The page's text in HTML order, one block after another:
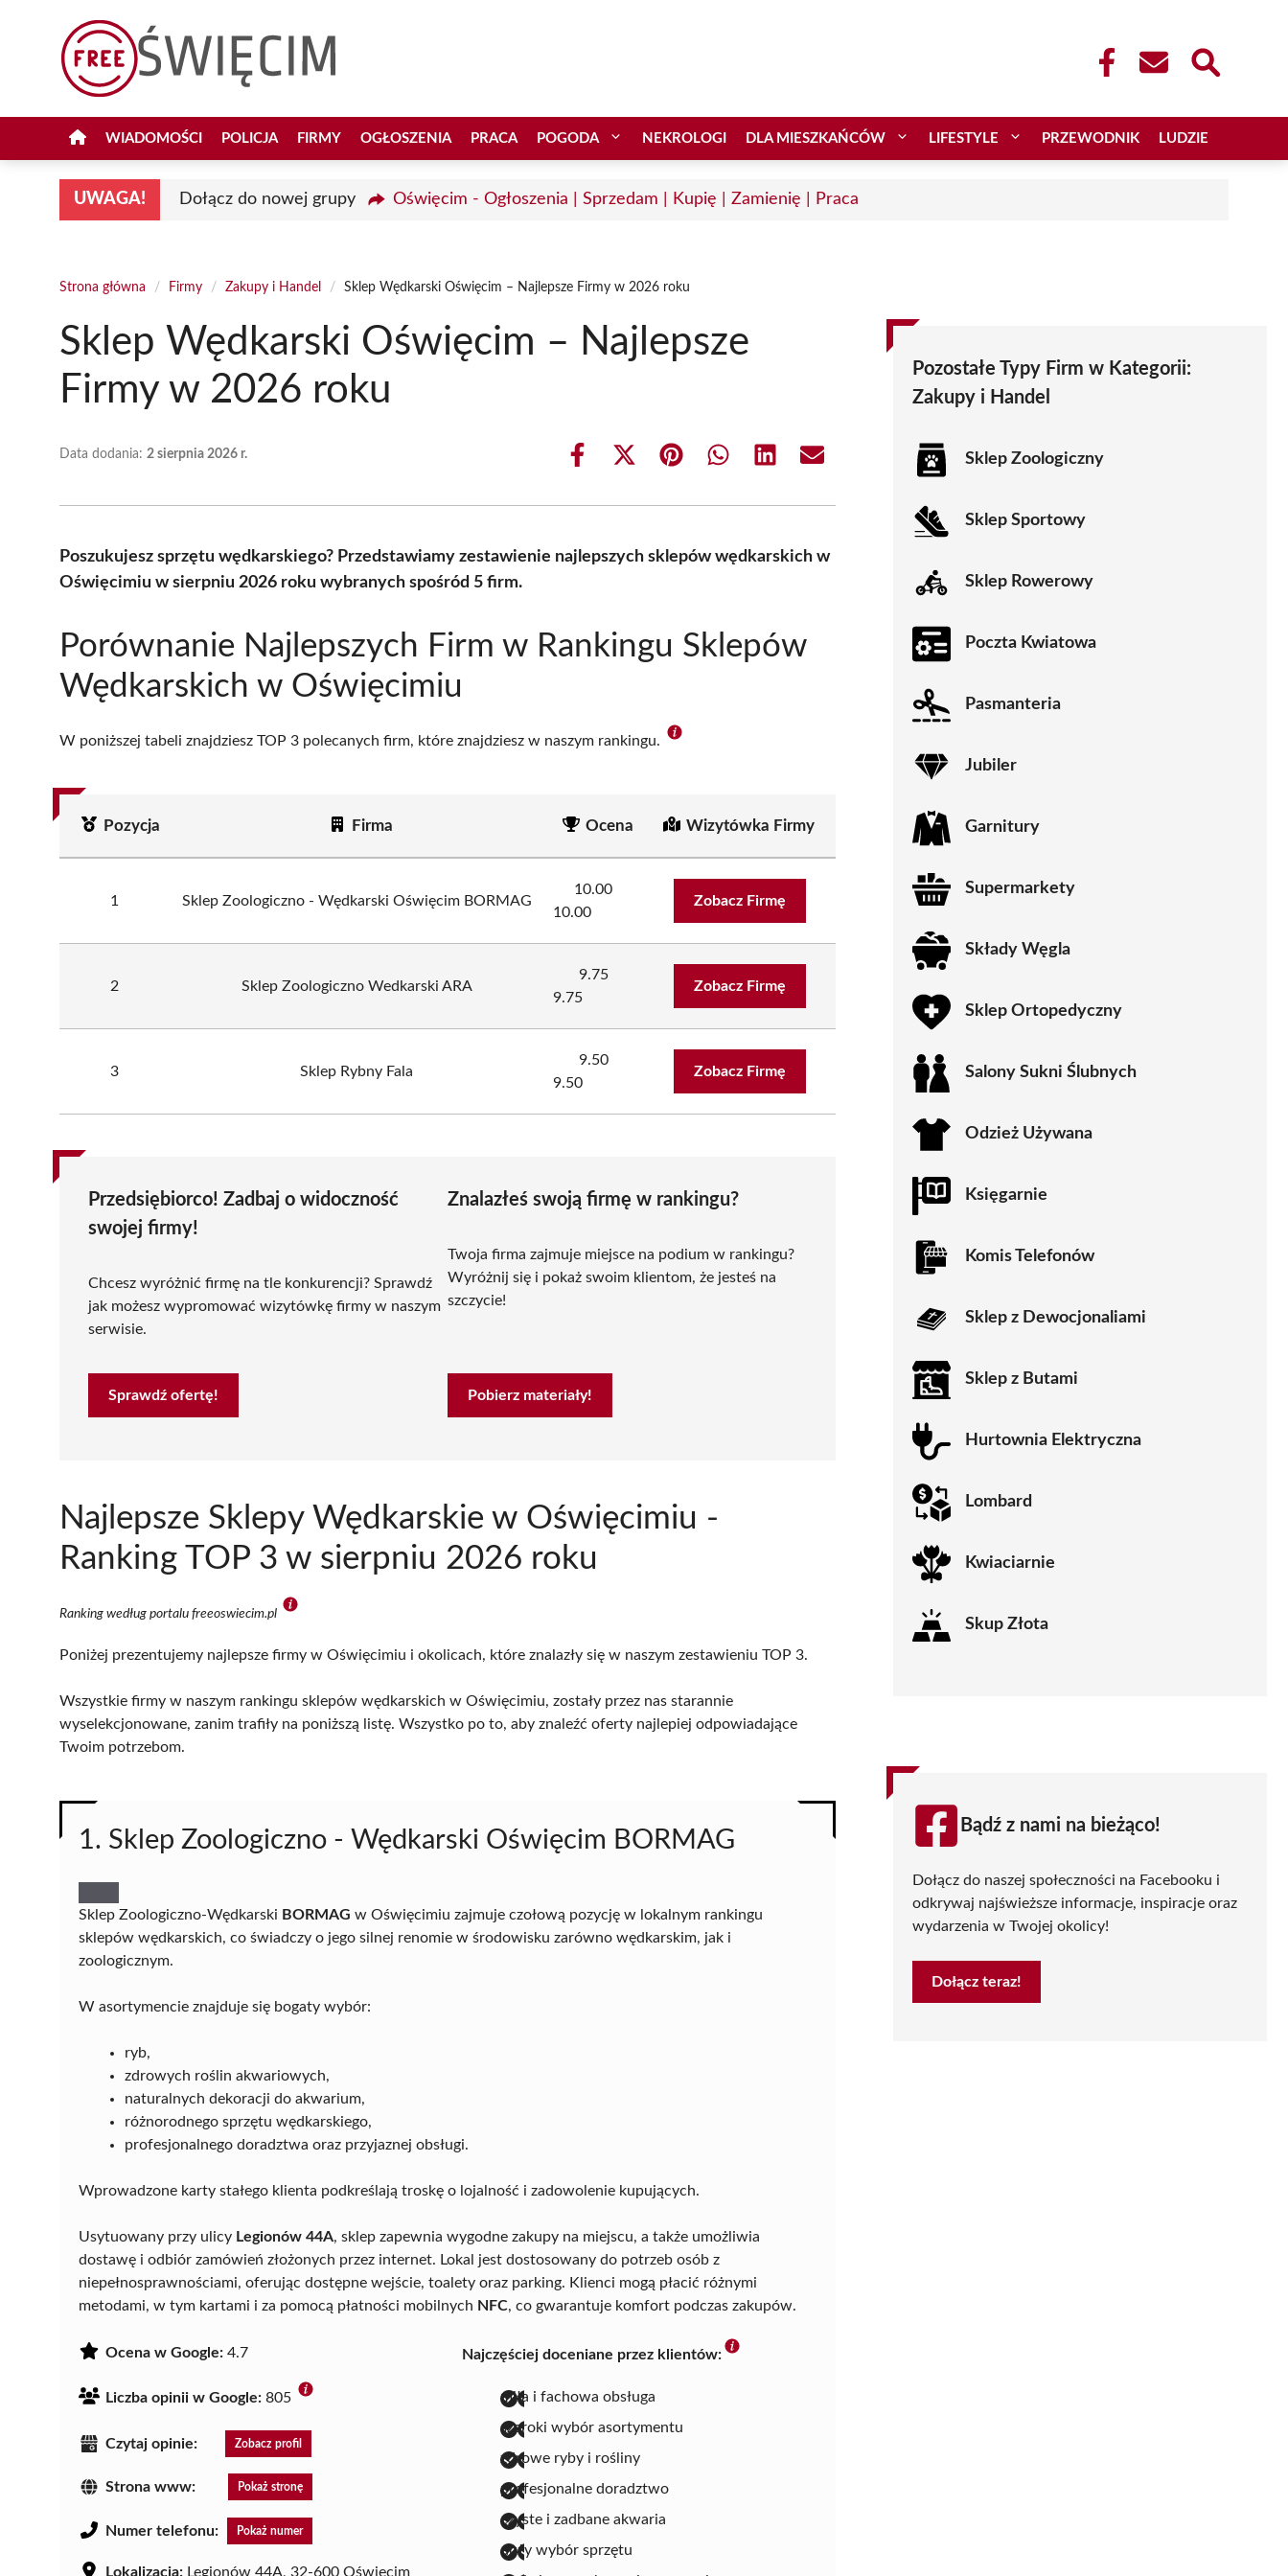
WIADOMOŚCI POLICJA FIRMY OGŁOSZENIA PRACA POGODA NEKROLOGI DLA MIESZKAŃCÓW LIFESTYLE PRZEWODNIK LUDZIE
UWAGA! Dołącz do nowej grupy Oświęcim - Ogłoszenia | Sprzedam | Kupię | Zamienię | Praca
Strona główna / Firmy / Zakupy i Handel / Sklep Wędkarski Oświęcim – Najlepsze Firmy w 2026 roku
Sklep Wędkarski Oświęcim – Najlepsze
Firmy w 2026 roku
Data dodania: 2 sierpnia 2026 r.
Share
Share
(Twitter)
Share Share Share Share
Poszukujesz sprzętu wędkarskiego? Przedstawiamy zestawienie najlepszych sklepów wędkarskich w
Oświęcimiu w sierpniu 2026 roku wybranych spośród 5 firm.
Porównanie Najlepszych Firm w Rankingu Sklepów
Wędkarskich w Oświęcimiu
W poniższej tabeli znajdziesz TOP 3 polecanych firm, które znajdziesz w naszym rankingu.
Pozycja Firma Ocena Wizytówka Firmy
1 Sklep Zoologiczno - Wędkarski Oświęcim BORMAG
10.00
10.00
Zobacz Firmę
2 Sklep Zoologiczno Wedkarski ARA
9.75
9.75
Zobacz Firmę
3 Sklep Rybny Fala
9.50
9.50
Zobacz Firmę
Przedsiębiorco! Zadbaj o widoczność
swojej firmy!
Chcesz wyróżnić firmę na tle konkurencji? Sprawdź
jak możesz wypromować wizytówkę firmy w naszym
serwisie.
Sprawdź ofertę!
Znalazłeś swoją firmę w rankingu?
Twoja firma zajmuje miejsce na podium w rankingu?
Wyróżnij się i pokaż swoim klientom, że jesteś na
szczycie!
Pobierz materiały!
Najlepsze Sklepy Wędkarskie w Oświęcimiu -
Ranking TOP 3 w sierpniu 2026 roku
Ranking według portalu freeoswiecim.pl
Poniżej prezentujemy najlepsze firmy w Oświęcimiu i okolicach, które znalazły się w naszym zestawieniu TOP 3.
Wszystkie firmy w naszym rankingu sklepów wędkarskich w Oświęcimiu, zostały przez nas starannie
wyselekcjonowane, zanim trafiły na poniższą listę. Wszystko po to, aby znaleźć oferty najlepiej odpowiadające
Twoim potrzebom.
1. Sklep Zoologiczno - Wędkarski Oświęcim BORMAG
Sklep Zoologiczno-Wędkarski BORMAG w Oświęcimiu zajmuje czołową pozycję w lokalnym rankingu
sklepów wędkarskich, co świadczy o jego silnej renomie w środowisku zarówno wędkarskim, jak i
zoologicznym.
W asortymencie znajduje się bogaty wybór:
ryb,
zdrowych roślin akwariowych,
naturalnych dekoracji do akwarium,
różnorodnego sprzętu wędkarskiego,
profesjonalnego doradztwa oraz przyjaznej obsługi.
Wprowadzone karty stałego klienta podkreślają troskę o lojalność i zadowolenie kupujących.
Usytuowany przy ulicy Legionów 44A, sklep zapewnia wygodne zakupy na miejscu, a także umożliwia
dostawę i odbiór zamówień złożonych przez internet. Lokal jest dostosowany do potrzeb osób z
niepełnosprawnościami, oferując dostępne wejście, toalety oraz parking. Klienci mogą płacić różnymi
metodami, w tym kartami i za pomocą płatności mobilnych NFC, co gwarantuje komfort podczas zakupów.
Ocena w Google: 4.7
Liczba opinii w Google: 805
Czytaj opinie: Zobacz profil
Strona www: Pokaż stronę
Numer telefonu: Pokaż numer
Lokalizacja: Legionów 44A, 32-600 Oświęcim
Najczęściej doceniane przez klientów:
miła i fachowa obsługa
szeroki wybór asortymentu
zdrowe ryby i rośliny
profesjonalne doradztwo
czyste i zadbane akwaria
duży wybór sprzętu
Pozostałe Typy Firm w Kategorii:
Zakupy i Handel
Sklep Zoologiczny
Sklep Sportowy
Sklep Rowerowy
Poczta Kwiatowa
Pasmanteria
Jubiler
Garnitury
Supermarkety
Składy Węgla
Sklep Ortopedyczny
Salony Sukni Ślubnych
Odzież Używana
Księgarnie
Komis Telefonów
Sklep z Dewocjonaliami
Sklep z Butami
Hurtownia Elektryczna
Lombard
Kwiaciarnie
Skup Złota
Bądź z nami na bieżąco!
Dołącz do naszej społeczności na Facebooku i
odkrywaj najświeższe informacje, inspiracje oraz
wydarzenia w Twojej okolicy!
Dołącz teraz!